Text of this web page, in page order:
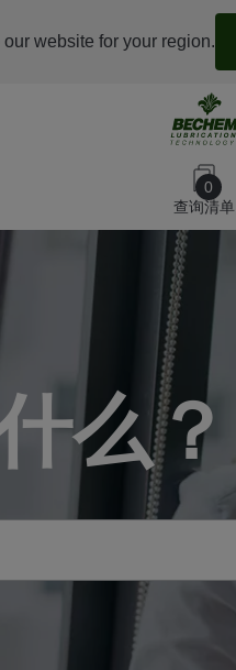
0
查询清单
website for your region.
么？